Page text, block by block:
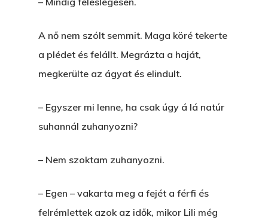
A nő nem szólt semmit. Maga köré tekerte
a plédet és felállt. Megrázta a haját,
megkerülte az ágyat és elindult.
– Egyszer mi lenne, ha csak úgy á lá natúr
suhannál zuhanyozni?
– Nem szoktam zuhanyozni.
– Egen – vakarta meg a fejét a férfi és
felrémlettek azok az idők, mikor Lili még